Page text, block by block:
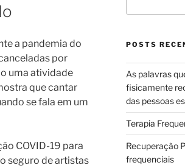
a pandemia do
por
uma atividade
que cantar
se fala em um
COVID-19 para
seguro de artistas
POSTS
As palavras
fisicamente
das pessoas
Terapia
Recuperação
frequenciais